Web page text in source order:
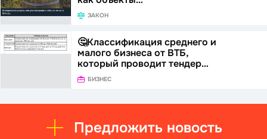
ЗАКОН
🤔Классификация среднего и
малого бизнеса от ВТБ,
который проводит тендер…
БИЗНЕС
Предложить новость